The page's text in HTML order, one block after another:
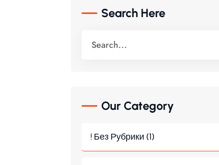
Search Here
Our Category
! Без Рубрики (1)